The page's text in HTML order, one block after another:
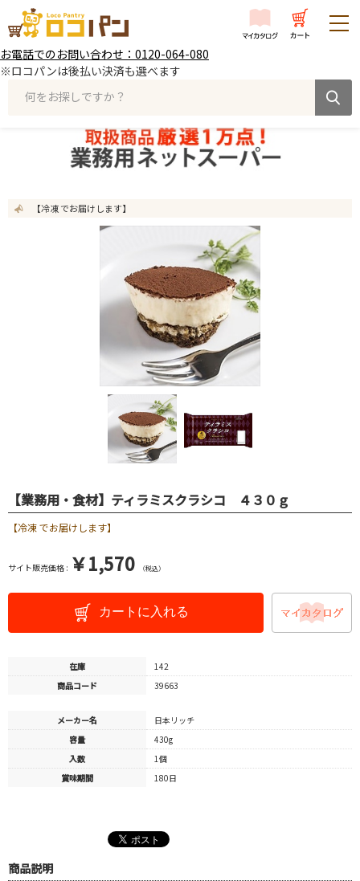
お電話でのお問い合わせ：0120-064-080
※ロコパンは後払い決済も選べます
何をお探しですか？
【冷凍 でお届けします】
【業務用・食材】ティラミスクラシコ ４３０ｇ
【冷凍 でお届けします】
サイト販売価格 : ￥1,570 （税込）
カートに入れる
在庫
142
商品コード
39663
メーカー名
日本リッチ
容量
430g
入数
1個
賞味期間
180日
商品説明